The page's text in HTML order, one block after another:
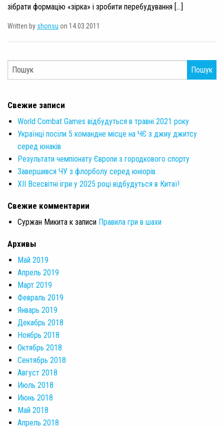
зібрати формацію «зірка» і зробити перебудування […]
Written by shonsu on 14.03.2011
Пошук
Свежие записи
World Combat Games відбудуться в травні 2021 року
Українці посіли 5 командне місце на ЧЄ з джиу джитсу
серед юнаків
Результати чемпіонату Європи з городкового спорту
Завершився ЧУ з флорболу серед юніорів.
XII Всесвітні ігри у 2025 році відбудуться в Китаї!
Свежие комментарии
Суржан Микита к записи Правила гри в шахи
Архивы
Май 2019
Апрель 2019
Март 2019
Февраль 2019
Январь 2019
Декабрь 2018
Ноябрь 2018
Октябрь 2018
Сентябрь 2018
Август 2018
Июль 2018
Июнь 2018
Май 2018
Апрель 2018